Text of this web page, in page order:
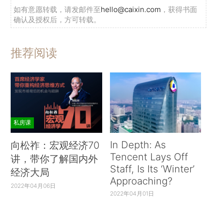
如有意愿转载，请发邮件至hello@caixin.com ，获得书面
确认及授权后，方可转载。
推荐阅读
私房课
向松祚：宏观经济70
讲，带你了解国内外
经济大局
2022年04月06日
In Depth: As
Tencent Lays Off
Staff, Is Its ‘Winter’
Approaching?
2022年04月01日